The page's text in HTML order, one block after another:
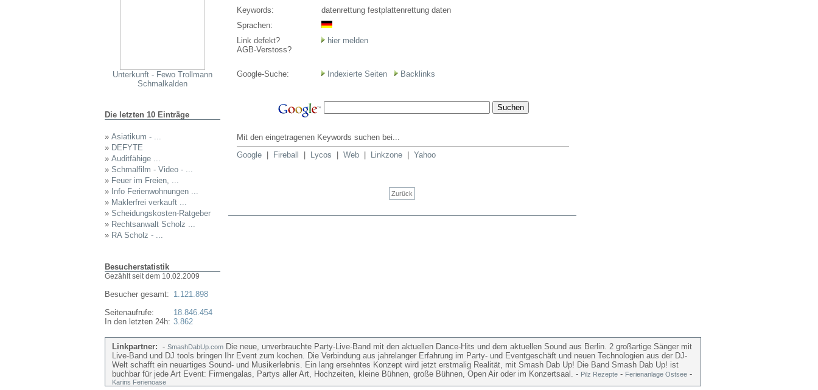
Unterkunft - Fewo Trollmann
Schmalkalden
Die letzten 10 Einträge
» Asiatikum - ...
» DEFYTE
» Auditfähige ...
» Schmalfilm - Video - ...
» Feuer im Freien, ...
»
Info Ferienwohnungen ...
» Maklerfrei verkauft ...
» Scheidungskosten-Ratgeber
» Rechtsanwalt Scholz ...
» RA Scholz - ...
Besucherstatistik
Gezählt seit dem 10.02.2009
Besucher gesamt:
Seitenaufrufe:
In den letzten 24h:
1.121.898
18.846.454
3.862
Keywords:
datenrettung festplattenrettung daten
Sprachen:
Link defekt?
AGB-Verstoss?
hier melden
Google-Suche: Indexierte Seiten Backlinks
Mit den eingetragenen Keywords suchen bei...
Google| Fireball Lycos Web| Linkzone| Yahoo
Zurück
Linkpartner: - SmashDabUp.comDie neue, unverbrauchte Party-Live-Band mit den aktuellen Dance-Hits und dem aktuellen Sound aus Berlin. 2 großartige Sänger mit
Live-Band und DJ tools bringen Ihr Event zum kochen. Die Verbindung aus jahrelanger Erfahrung im Party- und Eventgeschäft und neuen Technologien aus der DJ-
Welt schafft ein neuartiges Sound- und Musikerlebnis. Ein lang ersehntes Konzept wird jetzt erstmalig Realität, mit Smash Dab Up! Die Band Smash Dab Up! ist
buchbar für jede Art Event: Firmengalas, Partys aller Art, Hochzeiten, kleine Bühnen, große Bühnen, Open Air oder im Konzertsaal. - Pilz Rezepte- Ferienanlage Ostsee-
Karins Ferienoase